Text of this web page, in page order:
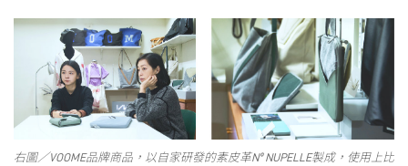
右圖／VOOME品牌商品，以自家研發的素皮革Nº NUPELLE製成，使用上比